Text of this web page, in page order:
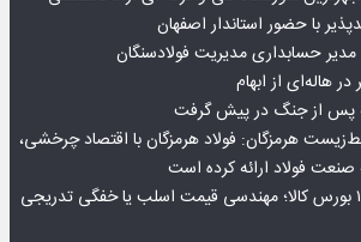
با حضور استاندار اصفهان
مدیر حسابداری مدیریت فولادسنگان
هاله‌ای از ابهام
پس از جنگ در پیش گرفت
هرمزگان: فولاد هرمزگان با اقتصاد چرخشی،
صنعت فولاد ارائه کرده است
ابلاغیه جنجالی ۱۶۳۰۰ بورس کالا؛ مهندسی قیمت اسلب یا خفگی تدریجی